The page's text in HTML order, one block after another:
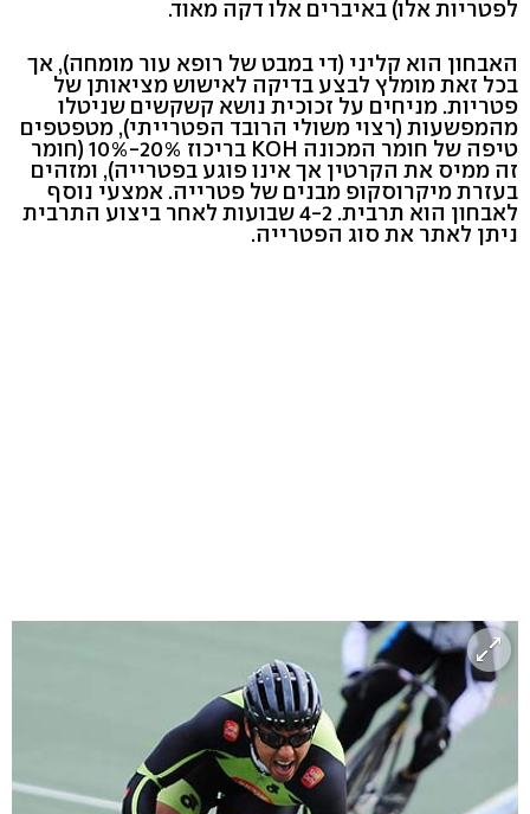
לפטריות אלו) באיברים אלו דקה מאוד.
האבחון הוא קליני (די במבט של רופא עור מומחה), אך
בכל זאת מומלץ לבצע בדיקה לאישוש מציאותן של
פטריות. מניחים על זכוכית נושא קשקשים שניטלו
מהמפשעות (רצוי משולי הרובד הפטרייתי), מטפטפים
טיפה של חומר המכונה KOH בריכוז 20%-10% (חומר
זה ממיס את הקרטין אך אינו פוגע בפטרייה), ומזהים
בעזרת מיקרוסקופ מבנים של פטרייה. אמצעי נוסף
לאבחון הוא תרבית. 4-2 שבועות לאחר ביצוע התרבית
ניתן לאתר את סוג הפטרייה.